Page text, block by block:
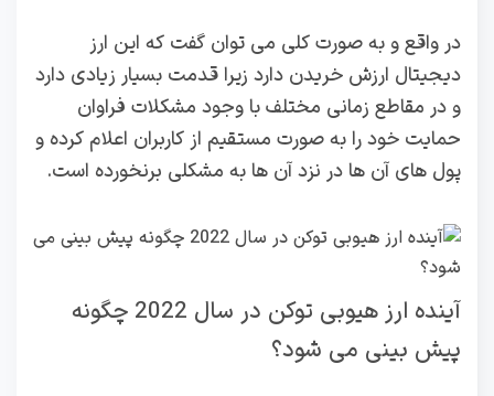
در واقع و به صورت کلی می توان گفت که این ارز
دیجیتال ارزش خریدن دارد زیرا قدمت بسیار زیادی دارد
و در مقاطع زمانی مختلف با وجود مشکلات فراوان
حمایت خود را به صورت مستقیم از کاربران اعلام کرده و
پول‌ های آن ها در نزد آن ها به مشکلی برنخورده است.
آینده ارز هیوبی توکن در سال 2022 چگونه
پیش بینی می شود؟